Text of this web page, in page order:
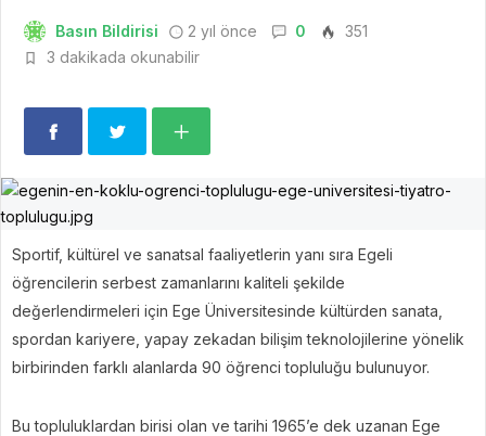
Basın Bildirisi 2 yıl önce 0
351
3 dakikada okunabilir
Sportif, kültürel ve sanatsal faaliyetlerin yanı sıra Egeli
öğrencilerin serbest zamanlarını kaliteli şekilde
değerlendirmeleri için Ege Üniversitesinde kültürden sanata,
spordan kariyere, yapay zekadan bilişim teknolojilerine yönelik
birbirinden farklı alanlarda 90 öğrenci topluluğu bulunuyor.
Bu topluluklardan birisi olan ve tarihi 1965’e dek uzanan Ege